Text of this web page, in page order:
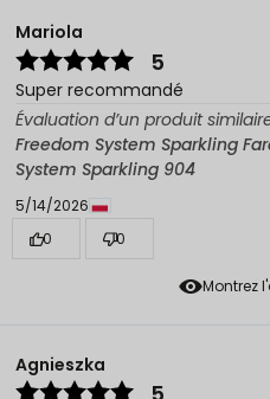
Montrez
Mariola
5
Super recommandé
Évaluation d’un produit
Freedom System Sparkling
System Sparkling 904
5/14/2026
0
0
Agnieszka